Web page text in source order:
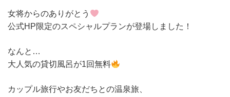
女将からのありがとう
公式HP限定のスペシャルプランが登場しました！
なんと…
大人気の貸切風呂が1回無料
カップル旅行やお友だちとの温泉旅、